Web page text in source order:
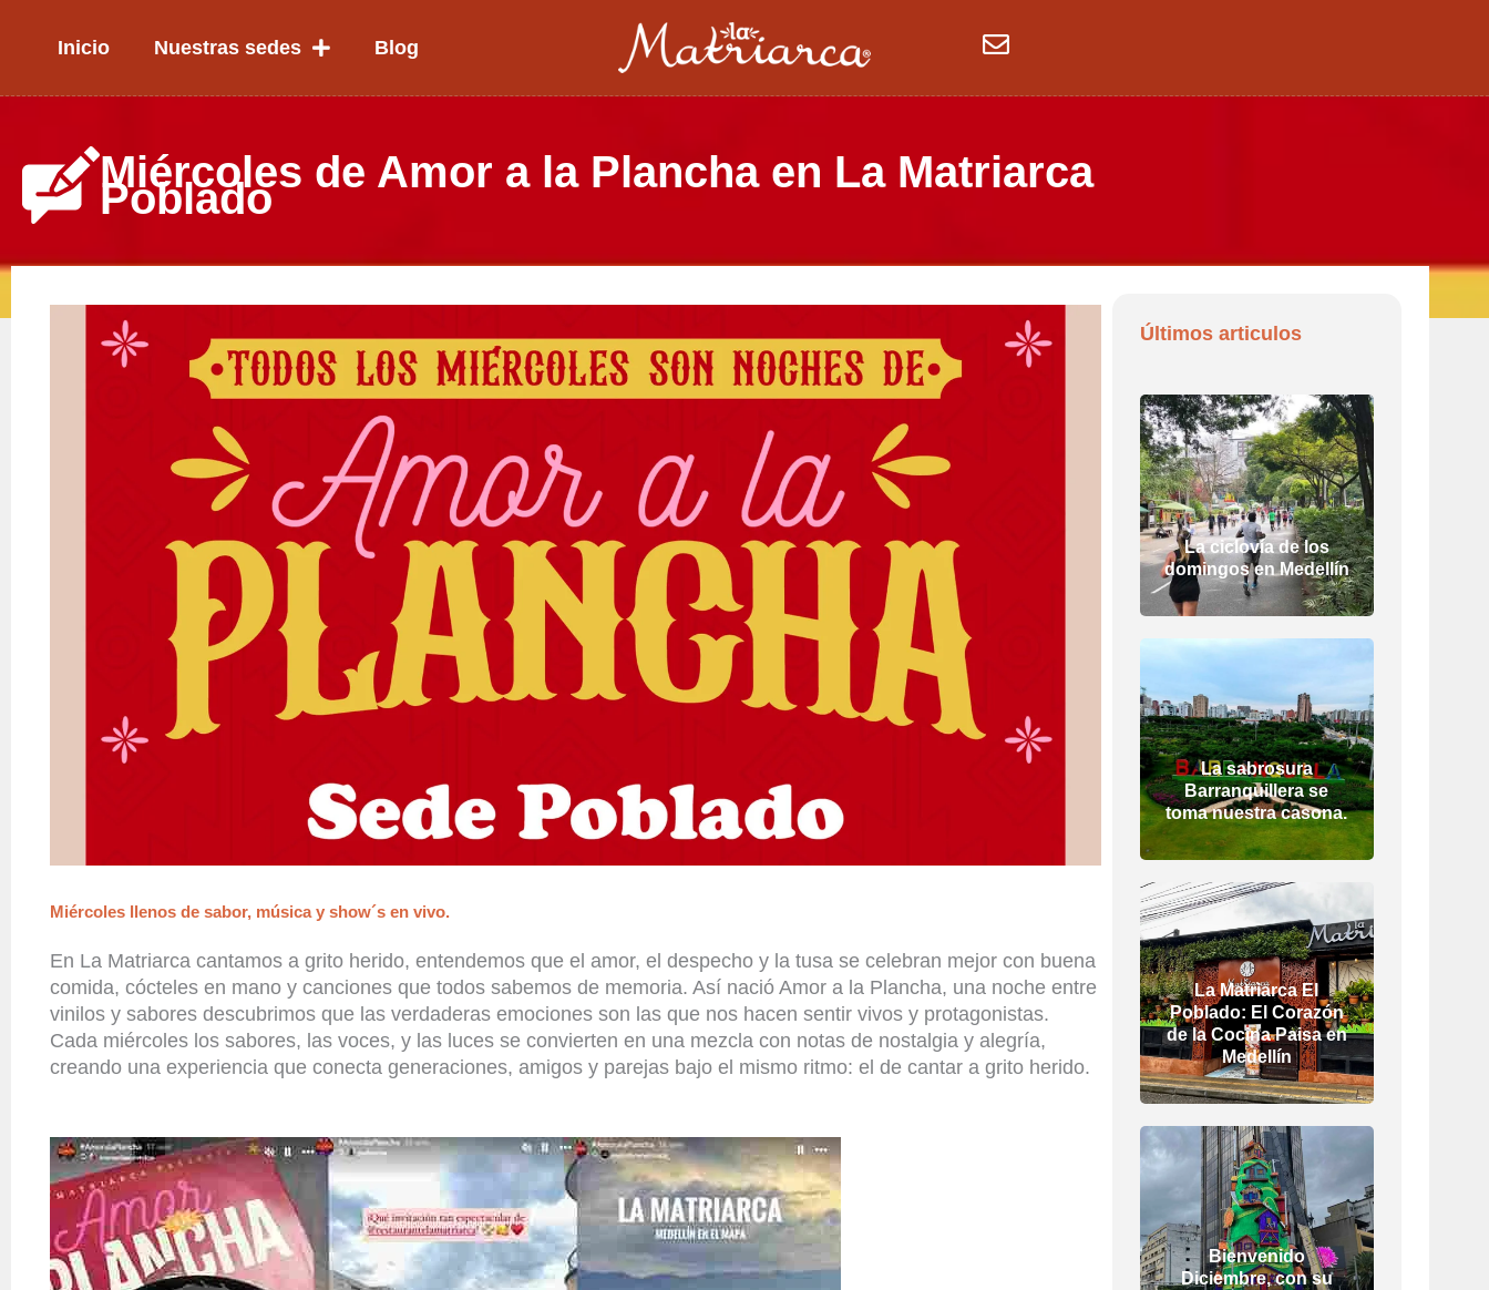
Inicio Nuestras sedes Blog
Miércoles de Amor a la Plancha en La Matriarca
Poblado
Miércoles llenos de sabor, música y show´s en vivo.
En La Matriarca cantamos a grito herido, entendemos que el amor, el despecho y la tusa se celebran mejor con buena
comida, cócteles en mano y canciones que todos sabemos de memoria. Así nació Amor a la Plancha, una noche entre
vinilos y sabores descubrimos que las verdaderas emociones son las que nos hacen sentir vivos y protagonistas.
Cada miércoles los sabores, las voces, y las luces se convierten en una mezcla con notas de nostalgia y alegría,
creando una experiencia que conecta generaciones, amigos y parejas bajo el mismo ritmo: el de cantar a grito herido.
Últimos articulos
La ciclovía de los
domingos en Medellín
La sabrosura
Barranquillera se
toma nuestra casona.
La Matriarca El
Poblado: El Corazón
de la Cocina Paisa en
Medellín
Bienvenido
Diciembre, con su